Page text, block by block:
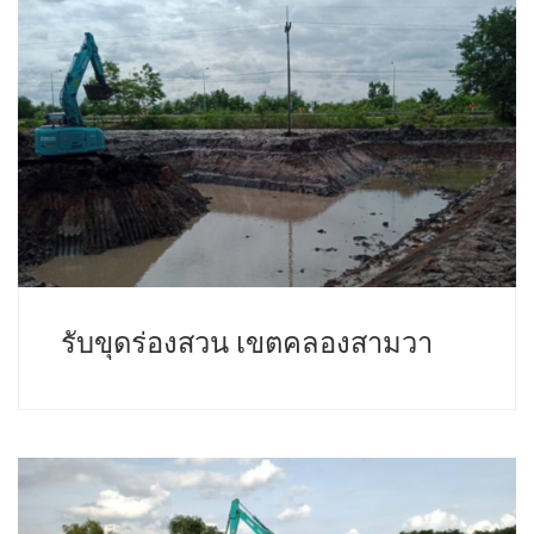
รับขุดร่องสวน เขตคลองสามวา